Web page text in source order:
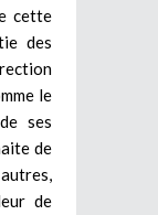
cette
des
le
ses
de
de